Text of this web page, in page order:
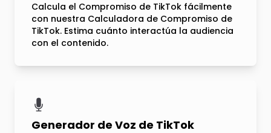
Calcula el Compromiso de TikTok fácilmente
con nuestra Calculadora de Compromiso de
TikTok. Estima cuánto interactúa la audiencia
con el contenido.
Generador de Voz de TikTok